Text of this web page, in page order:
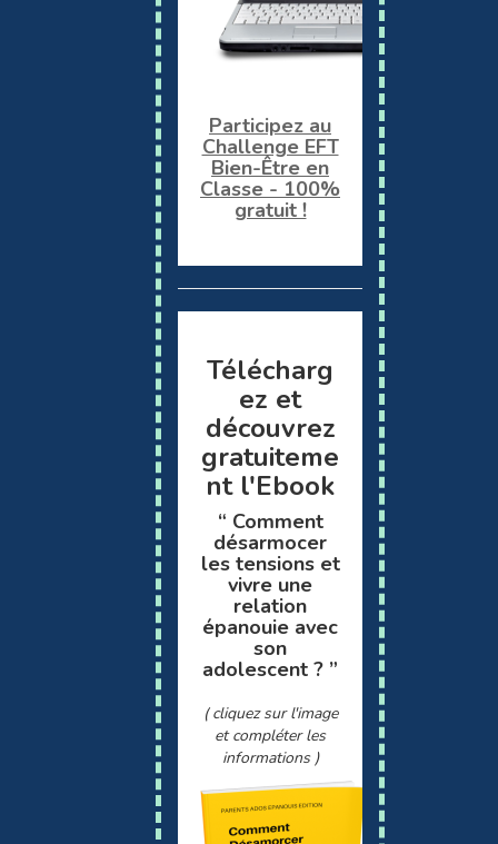
Participez au
Challenge EFT
Bien-Être en
Classe - 100%
gratuit !
Télécharg
ez et
découvrez
gratuiteme
nt l'Ebook
“ Comment
désarmocer
les tensions et
vivre une
relation
épanouie avec
son
adolescent ? ”
( cliquez sur l'image
et compléter les
informations )